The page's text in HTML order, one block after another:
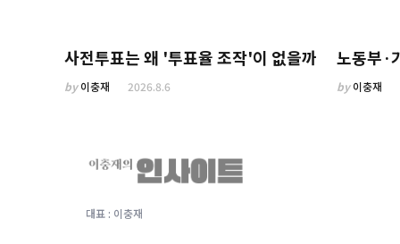
사전투표는 왜 '투표율 조작'이 없을까
by이충재 2026.8.6
노동부·
by이충재
대표 : 이충재